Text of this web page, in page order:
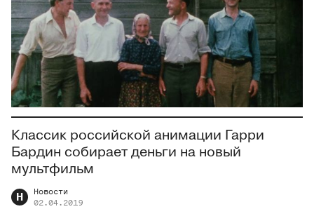
Классик российской анимации Гарри
Бардин собирает деньги на новый
мультфильм
Н
Новости
02.04.2019